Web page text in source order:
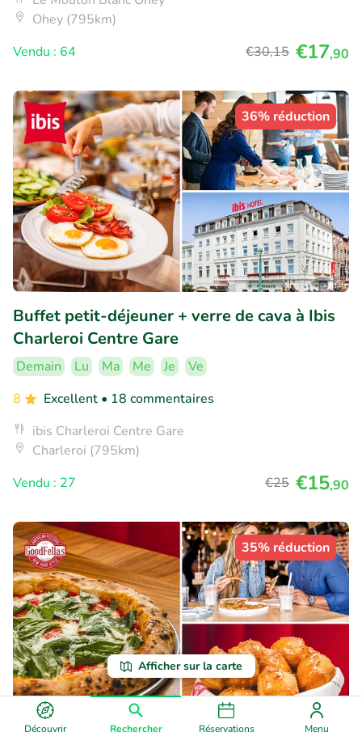
Découvrir Rechercher Réservations Menu
Afficher sur la carte
Ohey (795km)
Vendu : 64
€30,15 €17,90
36% réduction
Buffet petit-déjeuner + verre de cava à Ibis
Charleroi Centre Gare
Demain Lu Ma Me Je
Ve
8
Excellent • 18 commentaires
ibis Charleroi Centre Gare
Charleroi (795km)
Vendu : 27
€25 €15,90
35% réduction